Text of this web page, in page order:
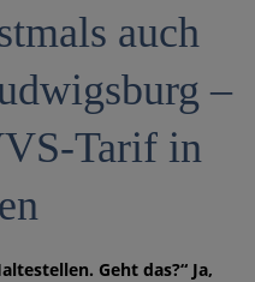
auch
–
Tarif in
Geht das?“ Ja,